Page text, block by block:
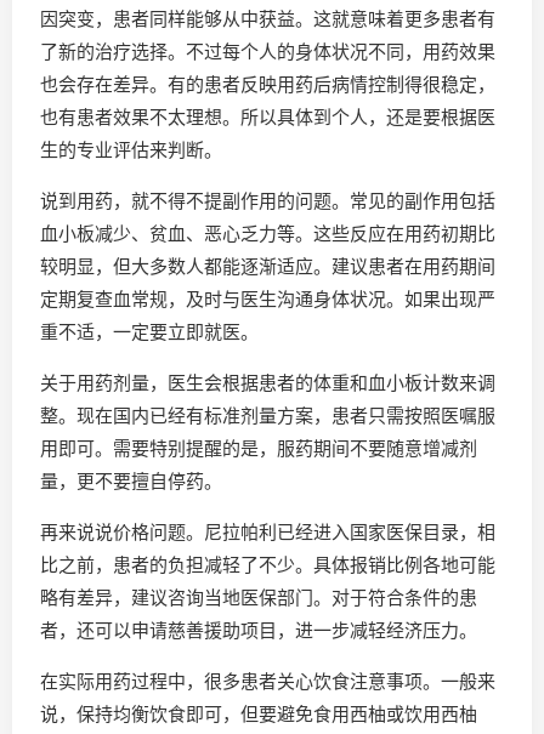
因突变，患者同样能够从中获益。这就意味着更多患者有
了新的治疗选择。不过每个人的身体状况不同，用药效果
也会存在差异。有的患者反映用药后病情控制得很稳定，
也有患者效果不太理想。所以具体到个人，还是要根据医
生的专业评估来判断。
说到用药，就不得不提副作用的问题。常见的副作用包括
血小板减少、贫血、恶心乏力等。这些反应在用药初期比
较明显，但大多数人都能逐渐适应。建议患者在用药期间
定期复查血常规，及时与医生沟通身体状况。如果出现严
重不适，一定要立即就医。
关于用药剂量，医生会根据患者的体重和血小板计数来调
整。现在国内已经有标准剂量方案，患者只需按照医嘱服
用即可。需要特别提醒的是，服药期间不要随意增减剂
量，更不要擅自停药。
再来说说价格问题。尼拉帕利已经进入国家医保目录，相
比之前，患者的负担减轻了不少。具体报销比例各地可能
略有差异，建议咨询当地医保部门。对于符合条件的患
者，还可以申请慈善援助项目，进一步减轻经济压力。
在实际用药过程中，很多患者关心饮食注意事项。一般来
说，保持均衡饮食即可，但要避免食用西柚或饮用西柚